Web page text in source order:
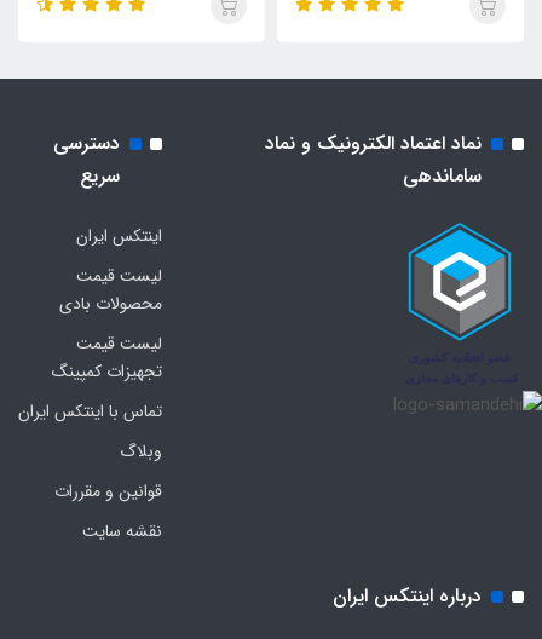
نماد اعتماد الکترونیک و نماد
ساماندهی
دسترسی
سریع
اینتکس ایران
لیست قیمت
محصولات بادی
لیست قیمت
تجهیزات کمپینگ
تماس با اینتکس ایران
وبلاگ
قوانین و مقررات
نقشه سایت
درباره اینتکس ایران